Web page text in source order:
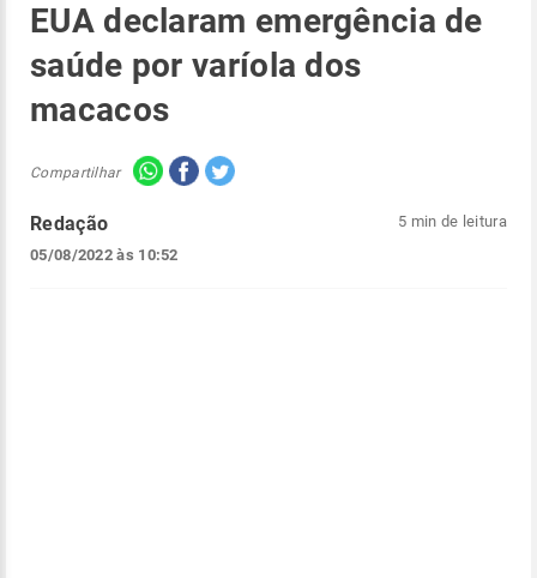
EUA declaram emergência de
saúde por varíola dos
macacos
Compartilhar
Redação
05/08/2022 às 10:52
5 min de leitura